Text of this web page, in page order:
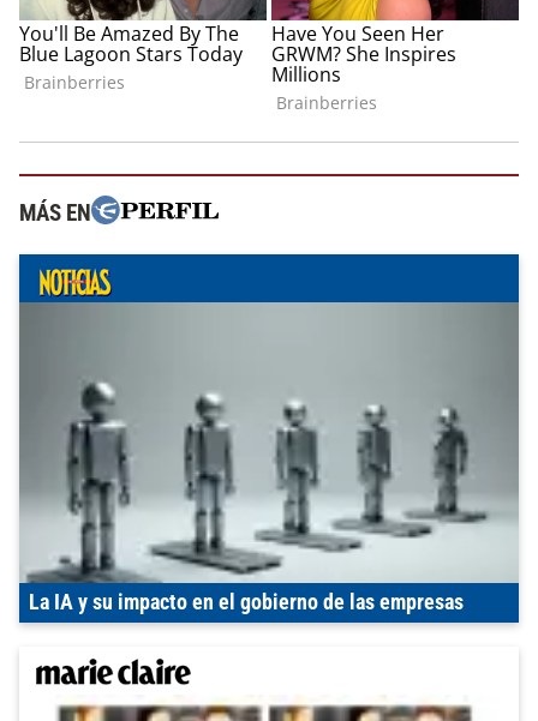
MÁS EN
La IA y su impacto en el gobierno de las empresas